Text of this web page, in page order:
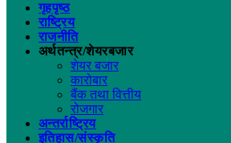
गृहपृष्ठ
राष्ट्रिय
राजनीति
अर्थतन्त्र/शेयरबजार
शेयर बजार
कारोबार
बैंक तथा वित्तीय
रोजगार
अन्तर्राष्ट्रिय
इतिहास/संस्कृति